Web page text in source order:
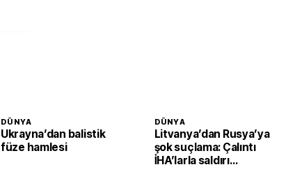
DÜNYA
Ukrayna’dan balistik
füze hamlesi
DÜNYA
Litvanya’dan Rusya’ya
şok suçlama: Çalıntı
İHA’larla saldırı